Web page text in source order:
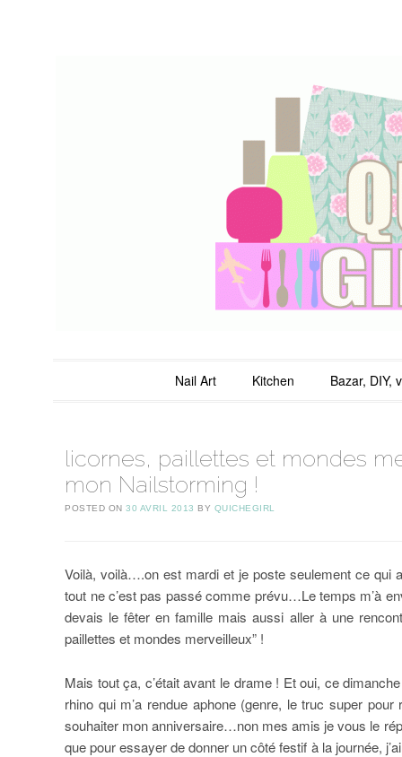
QuicheGirl
Nail Art Kitchen Bazar, DIY,
licornes, paillettes et mondes
mon Nailstorming !
POSTED ON30 AVRIL 2013 BY QUICHEGIRL
Voilà, voilà….on est mardi et je poste seulement ce
tout ne c’est pas passé comme prévu…Le temps m’à
devais le fêter en famille mais aussi aller à une
paillettes et mondes merveilleux” !
Mais tout ça, c’était avant le drame ! Et oui, ce
rhino qui m’a rendue aphone (genre, le truc super
souhaiter mon anniversaire…non mes amis je vous le
que pour essayer de donner un côté festif à la journée,